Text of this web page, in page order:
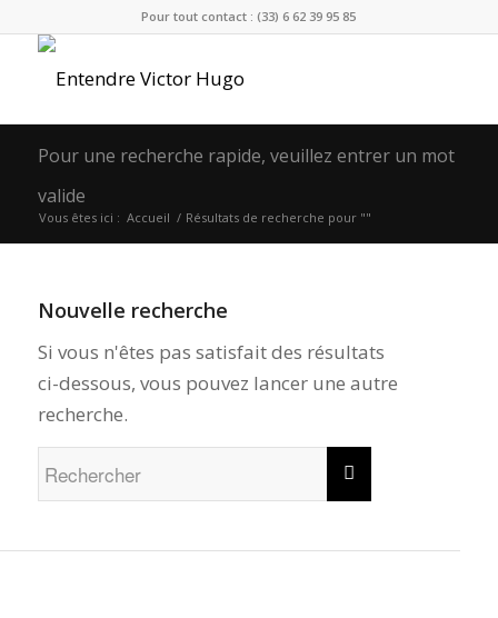
Pour tout contact : (33) 6 62 39 95 85
Pour une recherche rapide, veuillez entrer un mot
valide
Vous êtes ici : Accueil / Résultats de recherche pour ""
Nouvelle recherche
Si vous n'êtes pas satisfait des résultats
ci-dessous, vous pouvez lancer une autre
recherche.